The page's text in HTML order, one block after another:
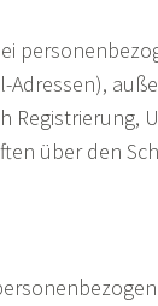
Registrierung,
über den